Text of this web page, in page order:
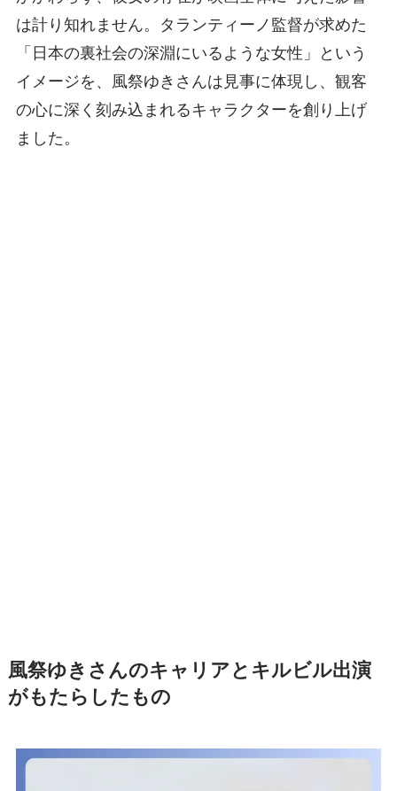
は計り知れません。タランティーノ監督が求めた
「日本の裏社会の深淵にいるような女性」という
イメージを、風祭ゆきさんは見事に体現し、観客
の心に深く刻み込まれるキャラクターを創り上げ
ました。
風祭ゆきさんのキャリアとキルビル出演
がもたらしたもの